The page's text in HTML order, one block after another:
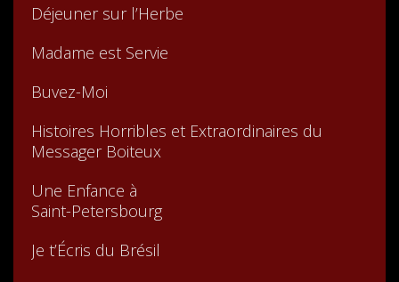
Déjeuner sur l’Herbe
Madame est Servie
Buvez-Moi
Histoires Horribles et Extraordinaires du
Messager Boiteux
Une Enfance à
Saint-Petersbourg
Je t’Écris du Brésil